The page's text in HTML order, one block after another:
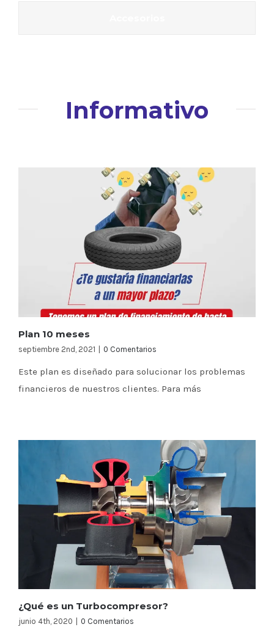
Informativo
Plan 10 meses
septiembre 2nd, 2021 0 Comentarios
Este plan es diseñado para solucionar los problemas
financieros de nuestros clientes. Para más
¿Qué es un Turbocompresor?
junio 4th, 2020 0 Comentarios